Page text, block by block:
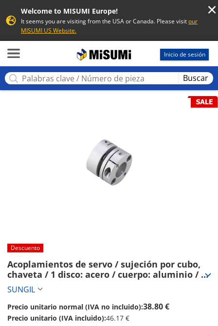
Welcome to MISUMI Europe!
It seems you are visiting from the USA or Canada. Please visitour
MISUMI US Website.
Inicio de sesión
Buscar
Descuento
Acoplamientos de servo / sujeción por cubo,
chaveta / 1 disco: acero / cuerpo: aluminio /
SDS / SUNGIL (SDS-39C-6X6)
SUNGIL
Precio unitario normal (IVA no incluido):38.80 €
Precio unitario (IVA incluido):46.17 €